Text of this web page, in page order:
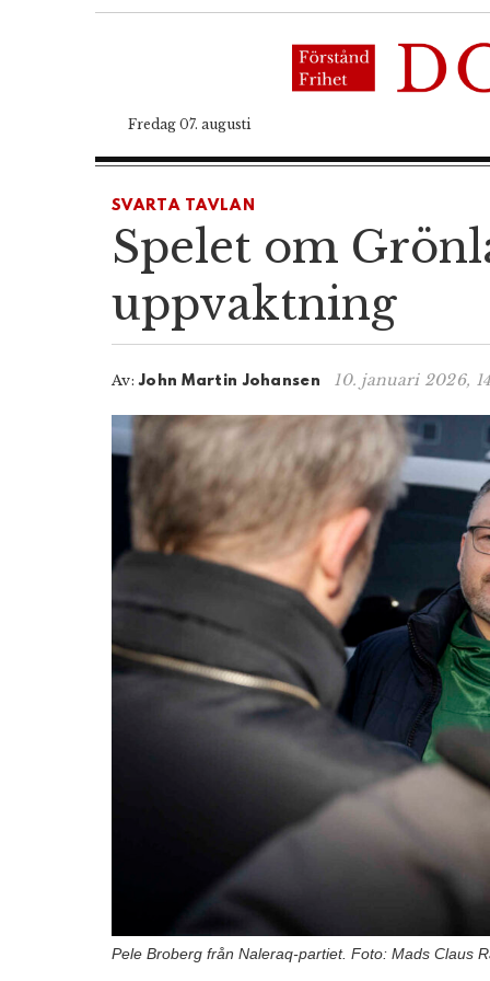
Fredag 07. augusti
SVARTA TAVLAN
Spelet om
uppvaktning
Av: John Martin Johansen 10. januari 2026,
Pele Broberg från Naleraq-partiet. Foto: Mads Claus